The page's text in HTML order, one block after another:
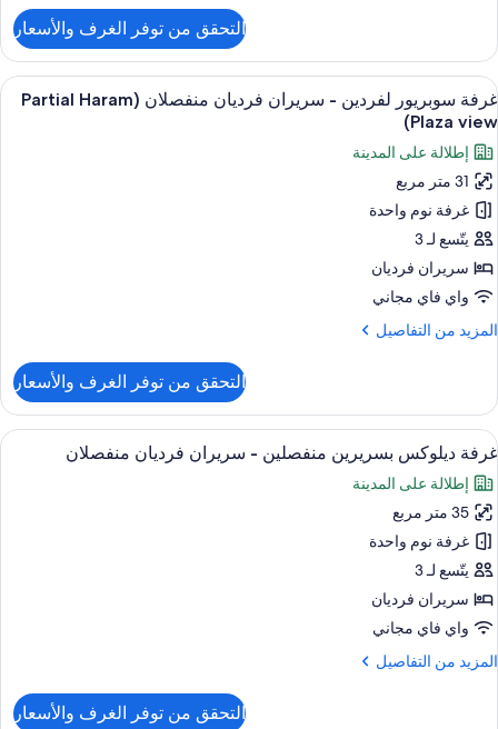
غرفة
سوبيريور
-
سرير
(Partial
Haram
Plaza
view)
التحقق من توفر الغرف والأسعار
استعراض
جميع
صور
غرفة
سوبريور
لفردين
-
سريران
فرديان
منفصلان
(Partial
view)
أغطية فراش متميزة وعناصر مجانية
10
غرفة سوبريور لفردين - سريران فرديان منفصلان (Partial Haram
Plaza view)
إطلالة على المدينة
31 متر مربع
غرفة نوم واحدة
يتّسع لـ 3
سريران فرديان
واي فاي مجاني
المزيد من التفاصيل
المزيد
غرفة
سوبريور
لفردين
سريران
فرديان
منفصلان
(Partial
Haram
Plaza
view)
التحقق من توفر الغرف والأسعار
استعراض
جميع
صور
غرفة
ديلوكس
بسريرين
منفصلين
-
سريران
فرديان
أغطية فراش متميزة وعناصر مجانية
7
غرفة ديلوكس بسريرين منفصلين - سريران فرديان منفصلان
إطلالة على المدينة
35 متر مربع
غرفة نوم واحدة
يتّسع لـ 3
سريران فرديان
واي فاي مجاني
المزيد من التفاصيل
المزيد
التحقق من توفر الغرف والأسعار